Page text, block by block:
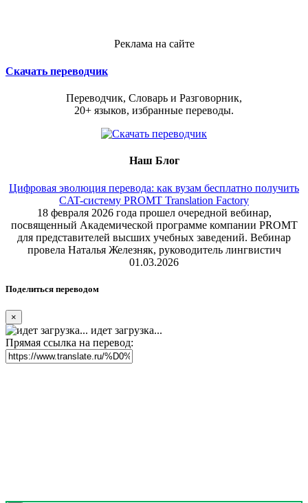
Реклама на сайте
Скачать переводчик
Переводчик, Словарь и Разговорник,
20+ языков, избранные переводы.
Наш Блог
Цифровая эволюция перевода: как вузам бесплатно получить
CAT-систему PROMT Translation Factory
18 февраля 2026 года прошел очередной вебинар,
посвященный Академической программе компании PROMT
для представителей высших учебных заведений. Вебинар
провела Наталья Железняк, руководитель лингвистич
01.03.2026
Поделиться переводом
×
идет загрузка...
Прямая ссылка на перевод: